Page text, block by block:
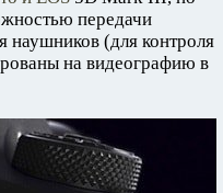
передачи
наушников (для контроля
на видеографию в